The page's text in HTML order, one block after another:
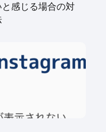
感じる場合の対